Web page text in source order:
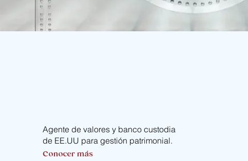
Agente de valores y banco custodia
de EE.UU para gestión patrimonial.
Conocer más